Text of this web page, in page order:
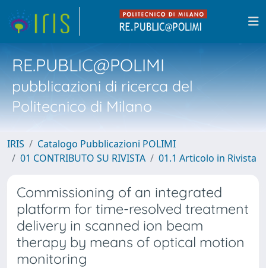
RE.PUBLIC@POLIMI
pubblicazioni di ricerca del
Politecnico di Milano
IRIS
Catalogo Pubblicazioni POLIMI
01 CONTRIBUTO SU RIVISTA
01.1 Articolo in Rivista
Commissioning of an integrated
platform for time-resolved treatment
delivery in scanned ion beam
therapy by means of optical motion
monitoring